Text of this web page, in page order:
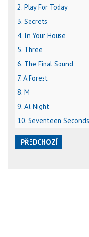
2. Play For Today
3. Secrets
4. In Your House
5. Three
6. The Final Sound
7. A Forest
8. M
9. At Night
10. Seventeen Seconds
PŘEDCHOZÍ